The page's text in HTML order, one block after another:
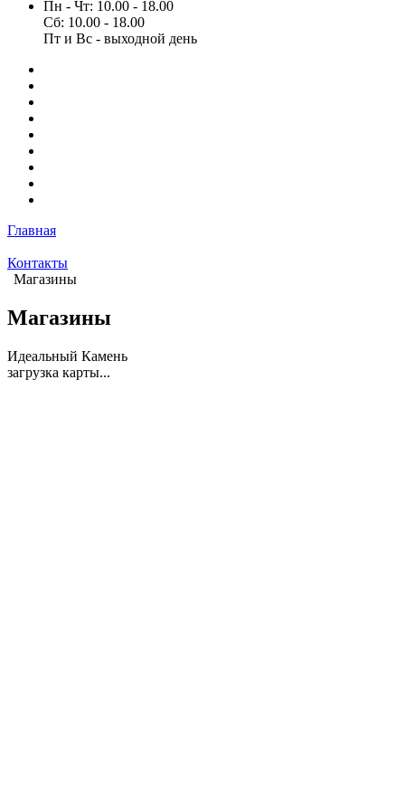
Пн - Чт: 10.00 - 18.00
Сб: 10.00 - 18.00
Пт и Вс - выходной день
Главная
Контакты
Магазины
Магазины
Идеальный Камень
загрузка карты...